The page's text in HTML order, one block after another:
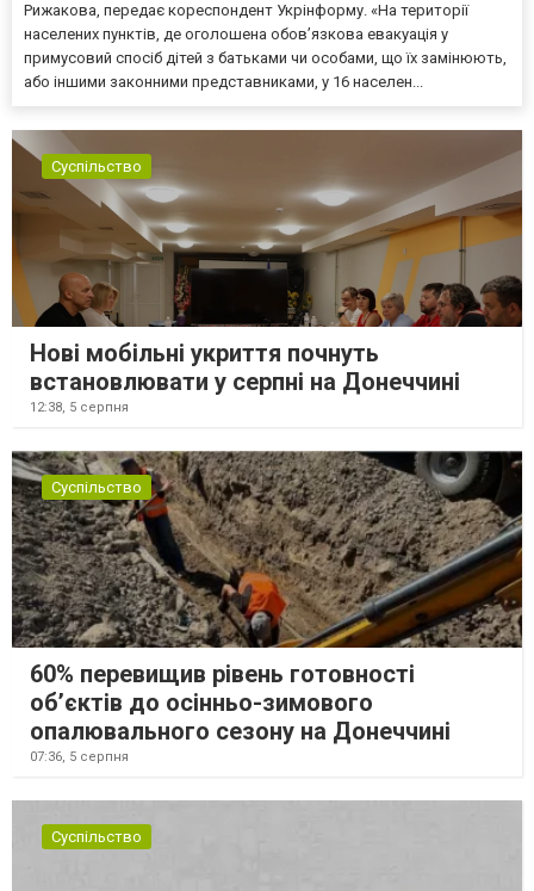
Рижакова, передає кореспондент Укрінформу. «На території
населених пунктів, де оголошена обов’язкова евакуація у
примусовий спосіб дітей з батьками чи особами, що їх замінюють,
або іншими законними представниками, у 16 населен...
Суспільство
Нові мобільні укриття почнуть
встановлювати у серпні на Донеччині
12:38, 5 серпня
Суспільство
60% перевищив рівень готовності
об’єктів до осінньо-зимового
опалювального сезону на Донеччині
07:36, 5 серпня
Суспільство